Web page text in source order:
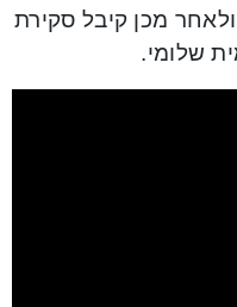
מכן קיבל סקירת
שלומי.